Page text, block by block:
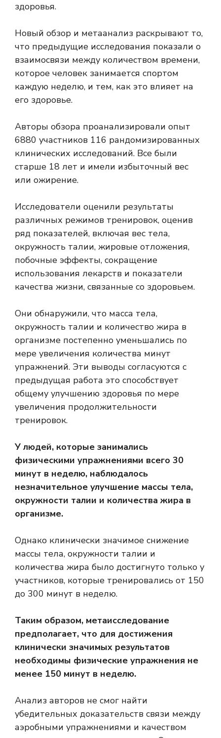
здоровья.
Новый обзор и метаанализ раскрывают то,
что предыдущие исследования показали о
взаимосвязи между количеством времени,
которое человек занимается спортом
каждую неделю, и тем, как это влияет на
его здоровье.
Авторы обзора проанализировали опыт
6880 участников 116 рандомизированных
клинических исследований. Все были
старше 18 лет и имели избыточный вес
или ожирение.
Исследователи оценили результаты
различных режимов тренировок, оценив
ряд показателей, включая вес тела,
окружность талии, жировые отложения,
побочные эффекты, сокращение
использования лекарств и показатели
качества жизни, связанные со здоровьем.
Они обнаружили, что масса тела,
окружность талии и количество жира в
организме постепенно уменьшались по
мере увеличения количества минут
упражнений. Эти выводы согласуются с
предыдущая работа это способствует
общему улучшению здоровья по мере
увеличения продолжительности
тренировок.
У людей, которые занимались
физическими упражнениями всего 30
минут в неделю, наблюдалось
незначительное улучшение массы тела,
окружности талии и количества жира в
организме.
Однако клинически значимое снижение
массы тела, окружности талии и
количества жира было достигнуто только у
участников, которые тренировались от 150
до 300 минут в неделю.
Таким образом, метаисследование
предполагает, что для достижения
клинически значимых результатов
необходимы физические упражнения не
менее 150 минут в неделю.
Анализ авторов не смог найти
убедительных доказательств связи между
аэробными упражнениями и качеством